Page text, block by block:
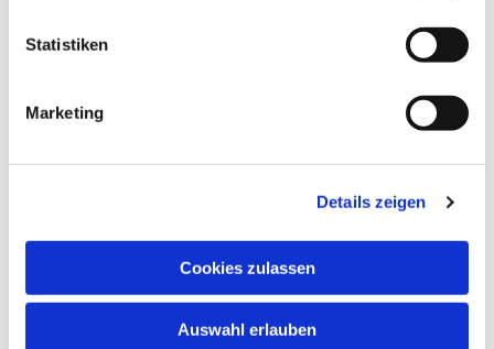
Statistiken
Marketing
Details zeigen
Cookies zulassen
Auswahl erlauben